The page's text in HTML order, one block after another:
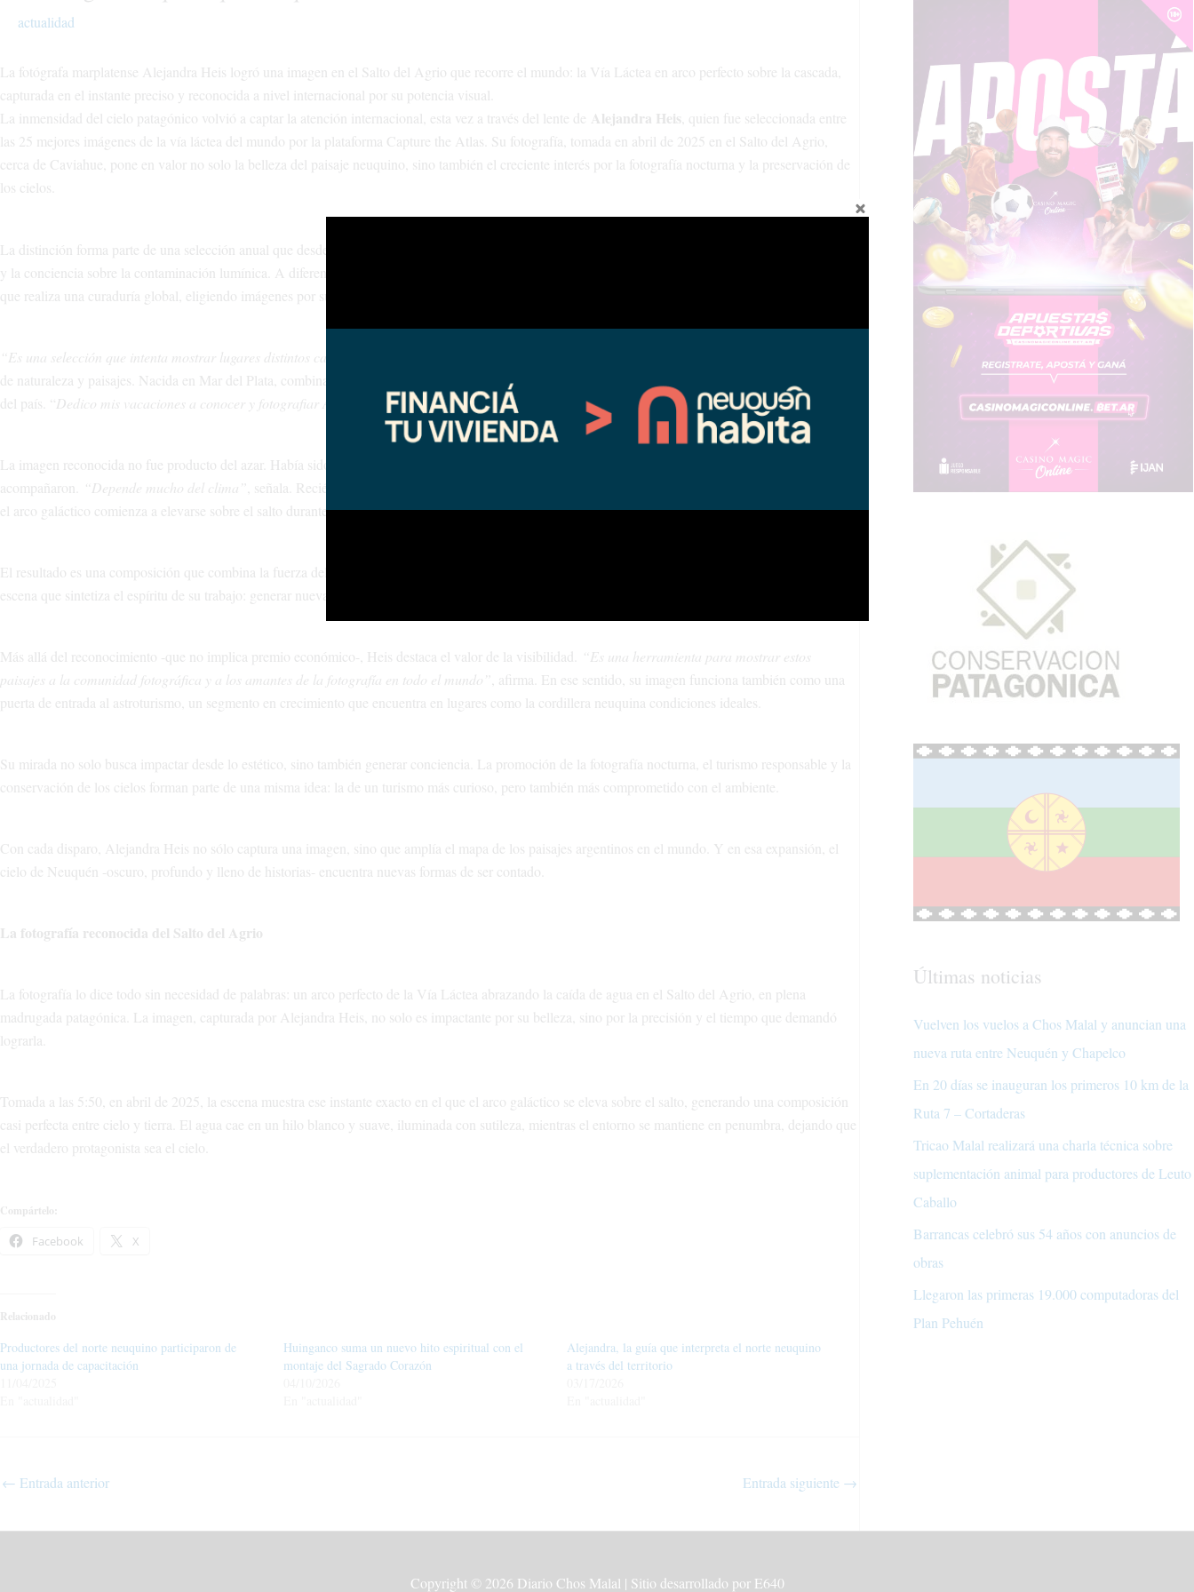
actualidad
La fotógrafa marplatense Alejandra Heis logró una imagen en el Salto del Agrio que recorre el mundo: la Vía Láctea en arco perfecto sobre la cascada,
capturada en el instante preciso y reconocida a nivel internacional por su potencia visual.
La inmensidad del cielo patagónico volvió a captar la atención internacional, esta vez a través del lente de Alejandra Heis, quien fue seleccionada entre
las 25 mejores imágenes de la vía láctea del mundo por la plataforma Capture the Atlas. Su fotografía, tomada en abril de 2025 en el Salto del Agrio,
cerca de Caviahue, pone en valor no solo la belleza del paisaje neuquino, sino también el creciente interés por la fotografía nocturna y la preservación de
los cielos.
La distinción forma parte de una selección anual que desde hace nueve años busca destacar imágenes de todo el mundo que promuevan la astrofotografía
y la conciencia sobre la contaminación lumínica. A diferencia de otros certámenes, los fotógrafos no presentan sus trabajos: es la propia organización la
que realiza una curaduría global, eligiendo imágenes por su calidad, originalidad y la capacidad de revelar nuevos destinos.
“Es una selección que intenta mostrar lugares distintos cada año”
de naturaleza y paisajes. Nacida en Mar del Plata, combina su trabajo como empleada de comercio con su pasión por viajar y retratar la diversidad natural
del país. “ Dedico mis vacaciones a conocer y fotografiar Argentina. Mi objetivo es mostrarla de una manera diferente”, cuenta.
La imagen reconocida no fue producto del azar. Había sido pensada desde 2024, pero como suele ocurrir en la astrofotografía, las condiciones no
acompañaron.
“Depende mucho del clima” , señala. Recién en abril de 2025 pudo concretarla, en un momento preciso: a las 5:50 de la mañana, cuando
el arco galáctico comienza a elevarse sobre el salto durante el otoño.
El resultado es una composición que combina la fuerza del paisaje con la inmensidad del cielo, en un equilibrio que invita a detenerse y mirar. Una
escena que sintetiza el espíritu de su trabajo: generar nuevas formas de conexión con la naturaleza a través de la noche.
Más allá del reconocimiento -que no implica premio económico-, Heis destaca el valor de la visibilidad.
“Es una herramienta para mostrar estos
paisajes a la comunidad fotográfica y a los amantes de la fotografía en todo el mundo” , afirma. En ese sentido, su imagen funciona también como una
puerta de entrada al astroturismo, un segmento en crecimiento que encuentra en lugares como la cordillera neuquina condiciones ideales.
Su mirada no solo busca impactar desde lo estético, sino también generar conciencia. La promoción de la fotografía nocturna, el turismo responsable y la
conservación de los cielos forman parte de una misma idea: la de un turismo más curioso, pero también más comprometido con el ambiente.
Con cada disparo, Alejandra Heis no sólo captura una imagen, sino que amplía el mapa de los paisajes argentinos en el mundo. Y en esa expansión, el
cielo de Neuquén -oscuro, profundo y lleno de historias- encuentra nuevas formas de ser contado.
La fotografía reconocida del Salto del Agrio
La fotografía lo dice todo sin necesidad de palabras: un arco perfecto de la Vía Láctea abrazando la caída de agua en el Salto del Agrio, en plena
madrugada patagónica. La imagen, capturada por Alejandra Heis, no solo es impactante por su belleza, sino por la precisión y el tiempo que demandó
lograrla.
Tomada a las 5:50, en abril de 2025, la escena muestra ese instante exacto en el que el arco galáctico se eleva sobre el salto, generando una composición
casi perfecta entre cielo y tierra. El agua cae en un hilo blanco y suave, iluminada con sutileza, mientras el entorno se mantiene en penumbra, dejando que
el verdadero protagonista sea el cielo.
Compártelo:
Facebook X
Relacionado
Productores del norte neuquino participaron de
una jornada de capacitación
Huinganco suma un nuevo hito espiritual con el
montaje del Sagrado Corazón
Alejandra, la guía que interpreta el norte neuquino
a través del territorio
← Entrada anterior Entrada siguiente →
Últimas noticias
Vuelven los vuelos a Chos Malal y anuncian una
nueva ruta entre Neuquén y Chapelco
En 20 días se inauguran los primeros 10 km de la
Ruta 7 – Cortaderas
Tricao Malal realizará una charla técnica sobre
suplementación animal para productores de Leuto
Caballo
Barrancas celebró sus 54 años con anuncios de
obras
Llegaron las primeras 19.000 computadoras del
Plan Pehuén
Copyright © 2026 Diario Chos Malal | Sitio desarrollado por E640